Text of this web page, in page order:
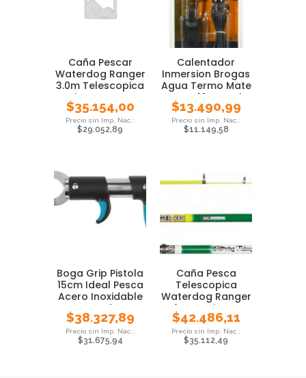
Caña Pescar
Waterdog Ranger
3.0m Telescopica
Pejerrey Carpa
$35.154,00
$29.052,89
Calentador
Inmersion Brogas
Agua Termo Mate
Auto 12v Local
$13.490,99
$11.149,58
Boga Grip Pistola
15cm Ideal Pesca
Acero Inoxidable
Waterdog
$38.327,89
$31.675,94
Caña Pesca
Telescopica
Waterdog Ranger
4 Mts Pejerrey
Carpa
$42.486,11
$35.112,49